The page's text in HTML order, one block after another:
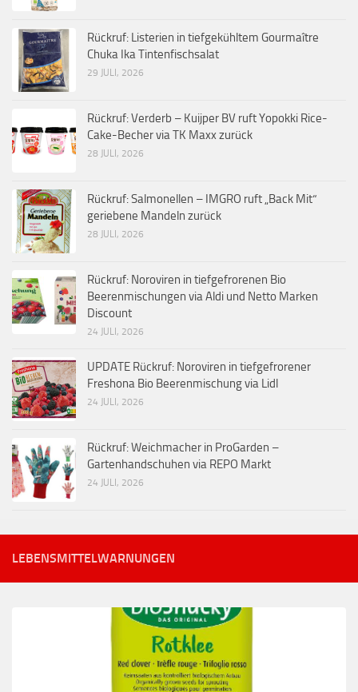
Rückruf: Listerien in tiefgekühltem Gourmaître
Chuka Ika Tintenfischsalat
29 JULI, 2026
Rückruf: Verderb – Kuijper BV ruft Yopokki Rice-
Cake-Becher via TK Maxx zurück
28 JULI, 2026
Rückruf: Salmonellen – IMGRO ruft „Back Mit“
geriebene Mandeln zurück
28 JULI, 2026
Rückruf: Noroviren in tiefgefrorenen Bio
Beerenmischungen via Aldi und Netto Marken
Discount
24 JULI, 2026
UPDATE Rückruf: Noroviren in tiefgefrorener
Freshona Bio Beerenmischung via Lidl
24 JULI, 2026
Rückruf: Weichmacher in ProGarden –
Gartenhandschuhen via REPO Markt
24 JULI, 2026
LEBENSMITTELWARNUNGEN